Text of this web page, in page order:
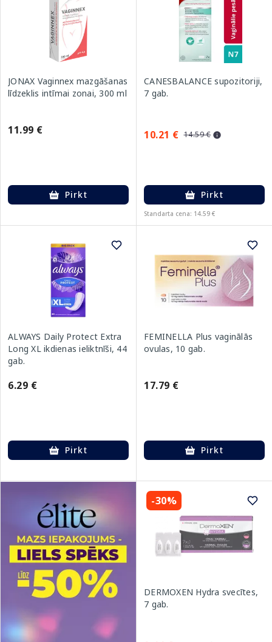
JONAX Vaginnex mazgāšanas
līdzeklis intīmai zonai, 300 ml
11.99 €
Pirkt
CANESBALANCE supozitoriji,
7 gab.
10.21 € 14.59 €
Pirkt
Standarta cena: 14.59 €
ALWAYS Daily Protect Extra
Long XL ikdienas ieliktnīši, 44
gab.
6.29 €
Pirkt
FEMINELLA Plus vaginālās
ovulas, 10 gab.
17.79 €
Pirkt
-30%
DERMOXEN Hydra svecītes,
7 gab.